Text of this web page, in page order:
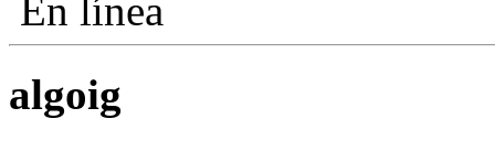
En línea
algoig